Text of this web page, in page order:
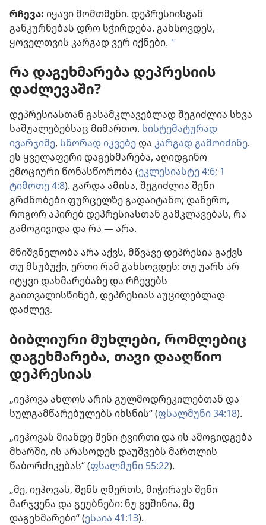
რჩევა: იყავი მომთმენი. დეპრესიისგან
განკურნებას დრო სჭირდება. გახსოვდეს,
ყოველთვის კარგად ვერ იქნები. a
რა დაგეხმარება დეპრესიის
დაძლევაში?
დეპრესიასთან გასამკლავებლად შეგიძლია სხვა
საშუალებებსაც მიმართო. სისტემატურად
ივარჯიშე, სწორად იკვებე და კარგად გამოიძინე.
ეს ყველაფერი დაგეხმარება, აღიდგინო
ემოციური წონასწორობა (ეკლესიასტე 4:6; 1
ტიმოთე 4:8). გარდა ამისა, შეგიძლია შენი
გრძნობები ფურცელზე გადაიტანო; დაწერო,
როგორ აპირებ დეპრესიასთან გამკლავებას, რა
გამოგივიდა და რა — არა.
მნიშვნელობა არა აქვს, მწვავე დეპრესია გაქვს
თუ მსუბუქი, ერთი რამ გახსოვდეს: თუ უარს არ
იტყვი დახმარებაზე და რჩევებს
გაითვალისწინებ, დეპრესიას აუცილებლად
დაძლევ.
ბიბლიური მუხლები, რომლებიც
დაგეხმარება, თავი დააღწიო
დეპრესიას
„იეჰოვა ახლოს არის გულმოდრეკილებთან და
სულგამწარებულებს იხსნის“ (ფსალმუნი 34:18).
„იეჰოვას მიანდე შენი ტვირთი და ის ამოგიდგება
მხარში, ის არასოდეს დაუშვებს მართლის
წაბორძიკებას“ (ფსალმუნი 55:22).
„მე, იეჰოვას, შენს ღმერთს, მიჭირავს შენი
მარჯვენა და გეუბნები: ნუ გეშინია, მე
დაგეხმარები“ (ესაია 41:13).